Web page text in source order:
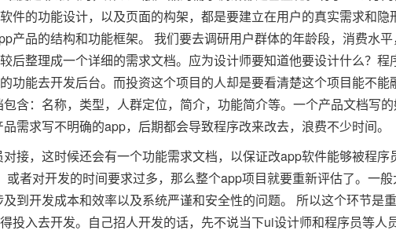
件的功能设计，以及页面的构架，都是要建立在用户的真实需求和隐
产品的结构和功能框架。 我们要去调研用户群体的年龄段，消费水
后整理成一个详细的需求文档。应为设计师要知道他要设计什么？程
能去开发后台。而投资这个项目的人却是要看清楚这个项目能不能
含：名称，类型，人群定位，简介，功能简介等。一个产品文档写的
需求写不明确的app，后期都会导致程序改来改去，浪费不少时间。
接，这时候还会有一个功能需求文档，以保证改app软件能够被程序
者对开发的时间要求过多，那么整个app项目就要重新评估了。一
到开发成本和效率以及系统严谨和安全性的问题。 所以这个环节是
投入去开发。自己招人开发的话，先不说当下ui设计师和程序员等人